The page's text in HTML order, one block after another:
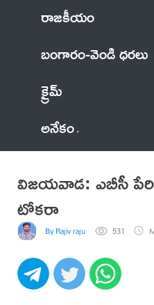
రాజకీయం
బంగారం-వెండి ధరలు
క్రైమ్
అనేకం
విజయవాడ: ఎబీసీ
టోకరా
By Rajiv raju 531